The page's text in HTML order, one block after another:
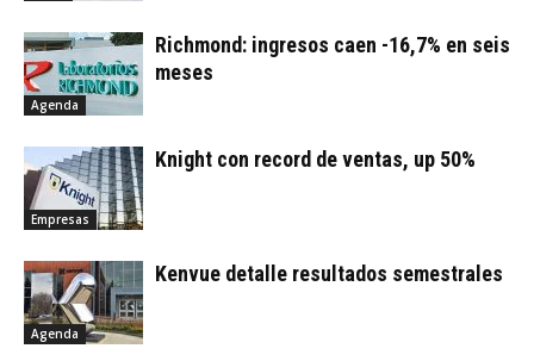
Agenda
Richmond: ingresos caen -16,7% en seis
meses
Empresas
Knight con record de ventas, up 50%
Agenda
Kenvue detalle resultados semestrales